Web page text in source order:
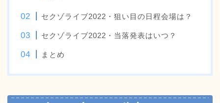
セクゾライブ2022・狙い目の日程会場は？
セクゾライブ2022・当落発表はいつ？
まとめ